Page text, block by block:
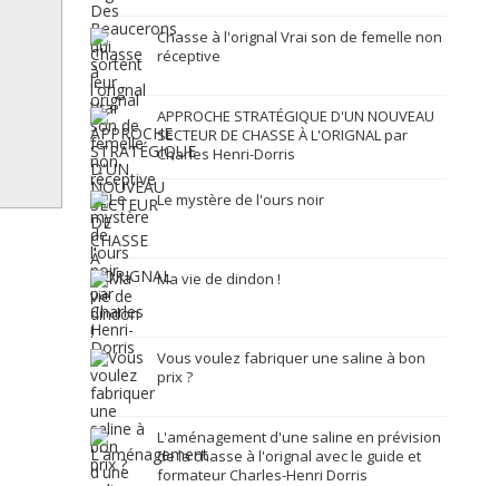
Chasse à l'orignal Vrai son de femelle non
réceptive
APPROCHE STRATÉGIQUE D'UN NOUVEAU
SECTEUR DE CHASSE À L'ORIGNAL par
Charles Henri-Dorris
Le mystère de l'ours noir
Ma vie de dindon !
Vous voulez fabriquer une saline à bon
prix ?
L'aménagement d'une saline en prévision
de la chasse à l'orignal avec le guide et
formateur Charles-Henri Dorris